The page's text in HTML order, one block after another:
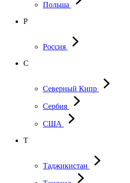
Польша
Р
Россия
С
Северный Кипр
Сербия
США
Т
Таджикистан